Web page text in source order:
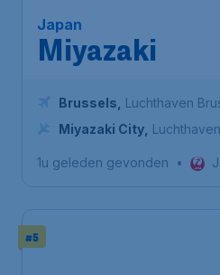
Japan
Miyazaki
Brussels
Luchthaven
Miyazaki City Luchthaven
1u geleden gevonden •
#5